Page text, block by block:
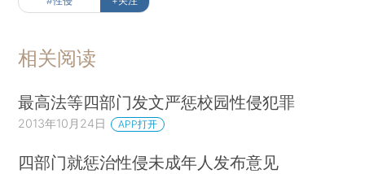
相关阅读
最高法等四部门发文严惩校园性侵犯罪
2013年10月24日 APP打开
四部门就惩治性侵未成年人发布意见